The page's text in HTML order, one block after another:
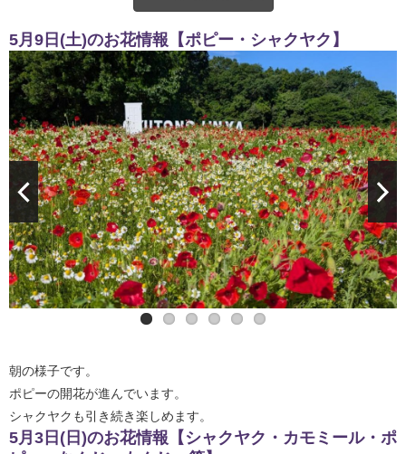
5月9日(土)のお花情報【ポピー・シャクヤク】
朝の様子です。
ポピーの開花が進んでいます。
シャクヤクも引き続き楽しめます。
5月3日(日)のお花情報【シャクヤク・カモミール・ポ